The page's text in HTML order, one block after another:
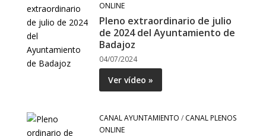
ONLINE
Pleno extraordinario de julio
de 2024 del Ayuntamiento de
Badajoz
04/07/2024
Ver vídeo »
CANAL AYUNTAMIENTO / CANAL PLENOS
ONLINE